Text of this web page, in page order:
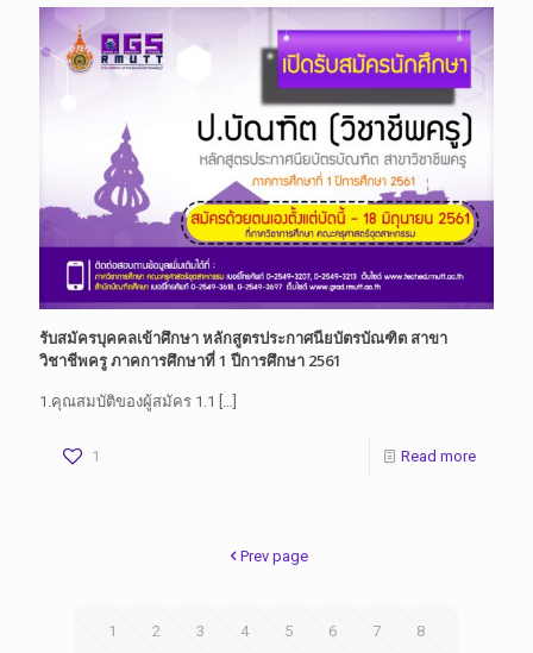
รับสมัครบุคคลเข้าศึกษา หลักสูตรประกาศนียบัตรบัณฑิต สาขา
วิชาชีพครู ภาคการศึกษาที่ 1 ปีการศึกษา 2561
1.คุณสมบัติของผู้สมัคร 1.1
1 Read more
Prev page
1 2 3 4 5 6 7 8